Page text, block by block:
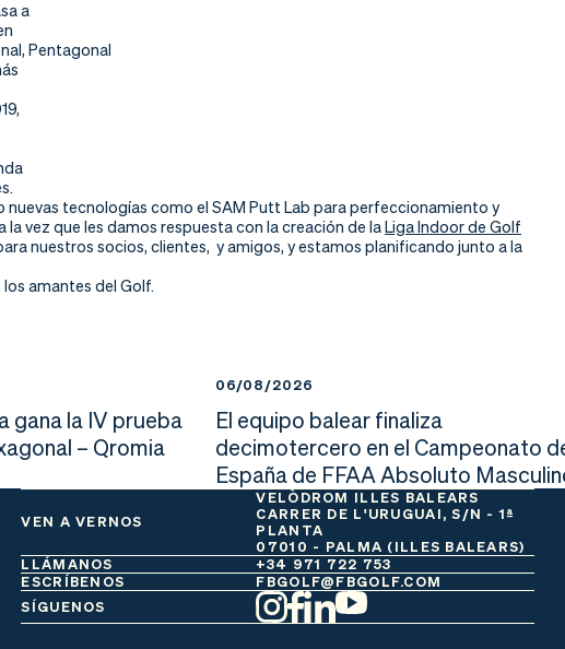
a
Pentagonal
tecnologías como el SAM Putt Lab para perfeccionamiento y
vez que les damos respuesta con la creación de laLiga Indoor de Golf
nuestros socios, clientes, y amigos, y estamos planificando junto a la
amantes del Golf.
gana la IV prueba
– Qromia
06/08/2026
El equipo balear finaliza
decimotercero en el Campeonato
España de FFAA Absoluto
VEN A VERNOS
VELÒDROM ILLES BALEARS
CARRER DE L'URUGUAI, S/N - 1ª
PLANTA
07010 - PALMA (ILLES BALEARS)
LLÁMANOS
+34 971 722 753
ESCRÍBENOS
FBGOLF@FBGOLF.COM
SÍGUENOS